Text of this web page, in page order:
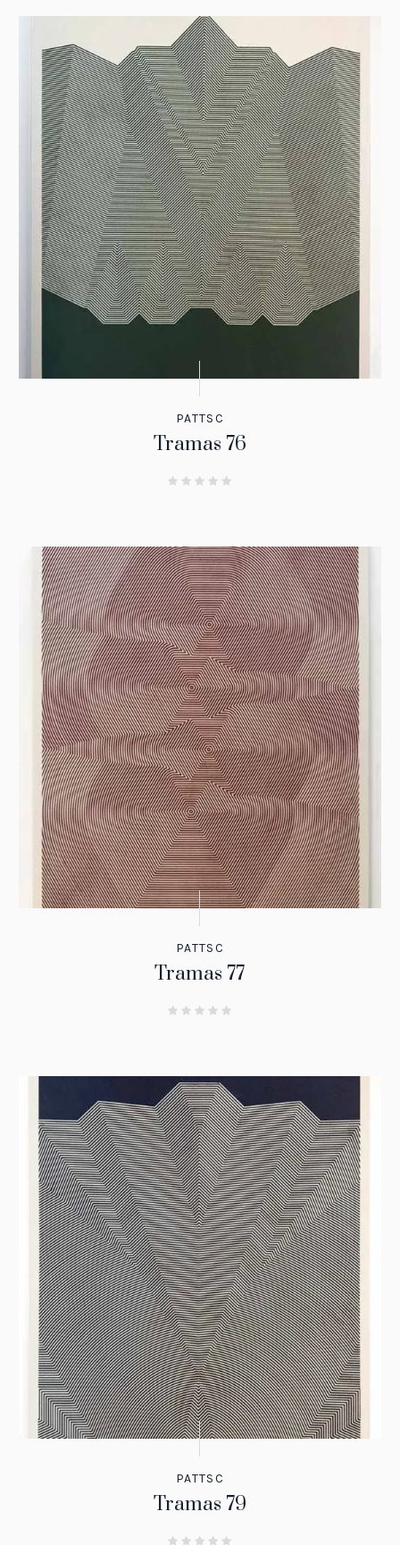
PATTSC
Tramas 76
PATTSC
Tramas 77
PATTSC
Tramas 79